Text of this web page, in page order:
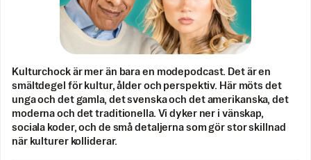
Kulturchock är mer än bara en modepodcast. Det är en
smältdegel för kultur, ålder och perspektiv. Här möts det
unga och det gamla, det svenska och det amerikanska, det
moderna och det traditionella. Vi dyker ner i vänskap,
sociala koder, och de små detaljerna som gör stor skillnad
när kulturer kolliderar.